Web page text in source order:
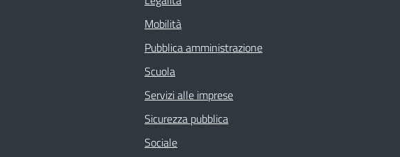
Mobilità
Pubblica amministrazione
Scuola
Servizi alle imprese
Sicurezza pubblica
Sociale